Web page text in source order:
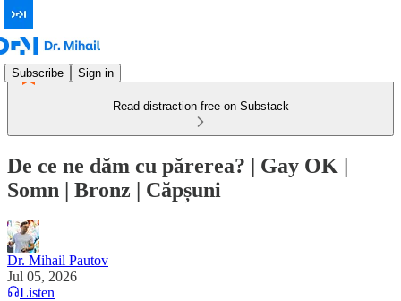
Subscribe Sign in
Read distraction-free on Substack
De ce ne dăm cu părerea? | Gay OK |
Somn | Bronz | Căpșuni
Dr. Mihail Pautov
Jul 05, 2026
Listen